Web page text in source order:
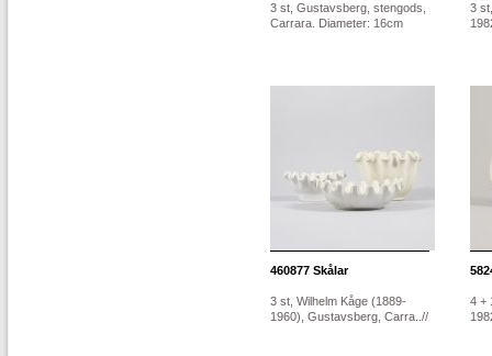
3 st, Gustavsberg, stengods,
Carrara. Diameter: 16cm
3
460877 Skålar
3 st, Wilhelm Kåge (1889-
1960), Gustavsberg, Carra..//
4 +